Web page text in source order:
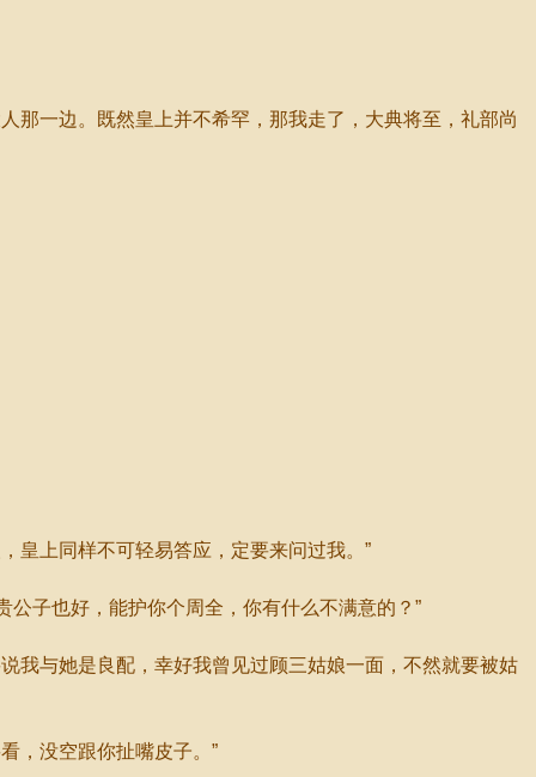
一边。既然皇上并不希罕，那我走了，大典将至，礼部尚
上同样不可轻易答应，定要来问过我。”
子也好，能护你个周全，你有什么不满意的？”
与她是良配，幸好我曾见过顾三姑娘一面，不然就要被姑
，没空跟你扯嘴皮子。”